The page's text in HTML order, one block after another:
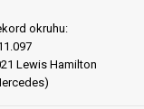
okruhu:
Lewis Hamilton